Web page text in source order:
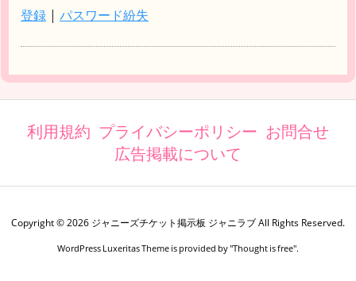
登録 | パスワード紛失
利用規約 プライバシーポリシー お問合せ
広告掲載について
Copyright ©2026 ジャニーズチケット掲示板 ジャニラブAll Rights Reserved.
WordPress Luxeritas Theme is provided by "Thought is free".